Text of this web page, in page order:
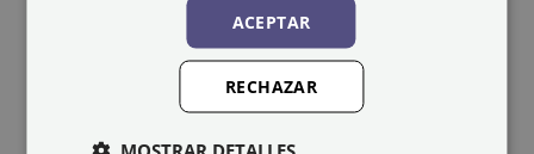
Taquilla eléctrica
Monoblok-E SV-40/2-E
ACEPTAR
RECHAZAR